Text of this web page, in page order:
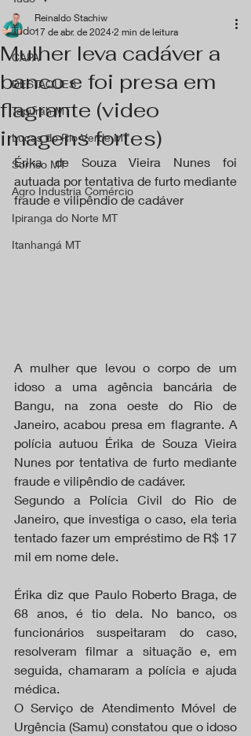
Tudo
CAPA
DESTAQUES
Tapurah MT
Lucas do Rio Verde MT
Sorriso MT
Agro Industria Comércio
Ipiranga do Norte MT
Itanhangá MT
Mulher leva cadáver a
banco e foi presa em
flagrante (video
imagens fortes)
Reinaldo Stachiw
17 de abr. de 2024 2 min de leitura
Érika de Souza Vieira Nunes foi
autuada por tentativa de furto mediante
fraude e vilipêndio de cadáver
A mulher que levou o corpo de um
idoso a uma agência bancária de
Bangu, na zona oeste do Rio de
Janeiro, acabou presa em flagrante. A
polícia autuou Érika de Souza Vieira
Nunes por tentativa de furto mediante
fraude e vilipêndio de cadáver.
Segundo a Polícia Civil do Rio de
Janeiro, que investiga o caso, ela teria
tentado fazer um empréstimo de R$ 17
mil em nome dele.
Érika diz que Paulo Roberto Braga, de
68 anos, é tio dela. No banco, os
funcionários suspeitaram do caso,
resolveram filmar a situação e, em
seguida, chamaram a polícia e ajuda
médica.
O Serviço de Atendimento Móvel de
Urgência (Samu) constatou que o idoso